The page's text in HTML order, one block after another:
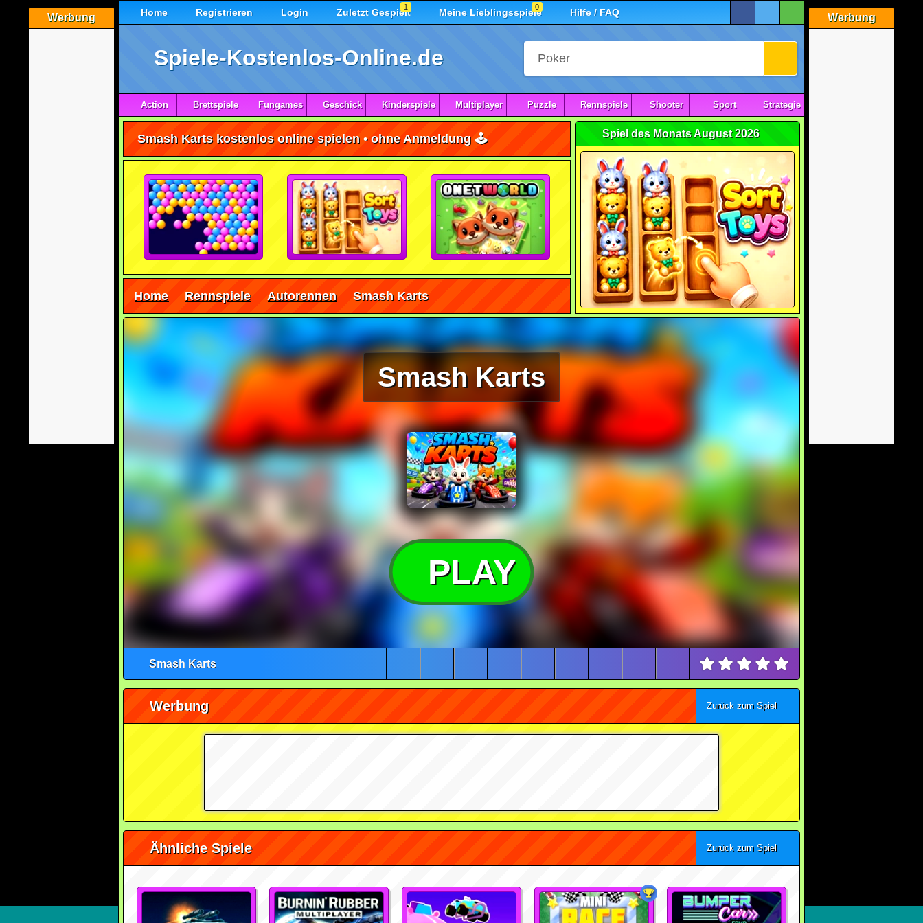
Werbung Werbung
Home Registrieren Login Zuletzt Gespielt
1 Meine Lieblingsspiele
0 Hilfe / FAQ
Spiele-Kostenlos-Online.de
Action Brettspiele Fungames Geschick Kinderspiele Multiplayer Puzzle Rennspiele Shooter Sport Strategie
Smash Karts kostenlos online spielen • ohne Anmeldung 🕹️
Home Rennspiele Autorennen Smash Karts
Spiel des Monats August 2026
Smash Karts
PLAY
Smash Karts
Werbung Zurück zum Spiel
Ähnliche Spiele Zurück zum Spiel